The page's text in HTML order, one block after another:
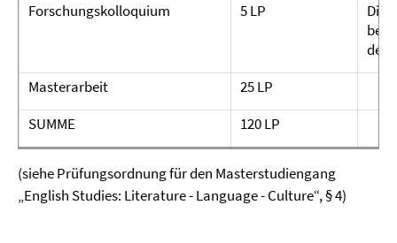
Forschungskolloquium
5 LP
Die
der
Masterarbeit
25 LP
SUMME
120 LP
(siehe Prüfungsordnung für den Masterstudiengang
„English Studies: Literature - Language - Culture“, § 4)